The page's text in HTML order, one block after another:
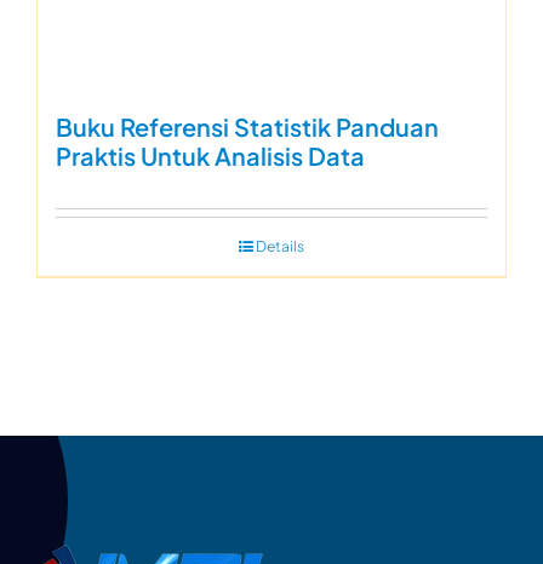
Buku Referensi Statistik Panduan
Praktis Untuk Analisis Data
Details